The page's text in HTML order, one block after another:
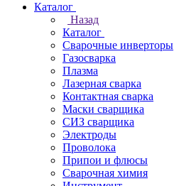
Каталог
Назад
Каталог
Сварочные инверторы
Газосварка
Плазма
Лазерная сварка
Контактная сварка
Маски сварщика
СИЗ сварщика
Электроды
Проволока
Припои и флюсы
Сварочная химия